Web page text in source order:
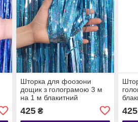
Шторка для фоозони
дощик з голограмою 3 м
на 1 м блакитний
425₴ 425